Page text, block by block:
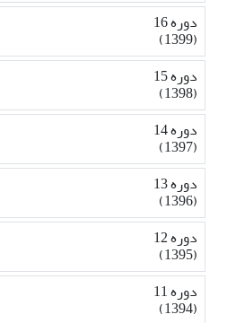
دوره 16
(1399)
دوره 15
(1398)
دوره 14
(1397)
دوره 13
(1396)
دوره 12
(1395)
دوره 11
(1394)